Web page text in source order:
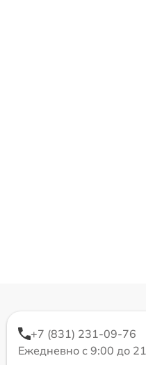
+7 (831) 231-09-76
Ежедневно с 9:00 до